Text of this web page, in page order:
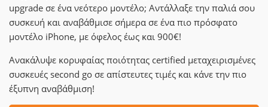
upgrade σε ένα νεότερο μοντέλο; Αντάλλαξε την παλιά σου
συσκευή και αναβάθμισε σήμερα σε ένα πιο πρόσφατο
μοντέλο iPhone, με όφελος έως και 900€!
Ανακάλυψε κορυφαίας ποιότητας certified μεταχειρισμένες
συσκευές second go σε απίστευτες τιμές και κάνε την πιο
έξυπνη αναβάθμιση!